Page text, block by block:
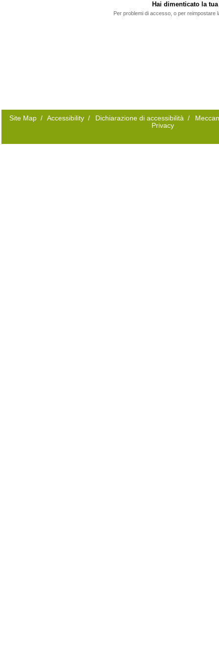
Hai dimenticato la
Per problemi di accesso, o per reimpostare
Site Map / Accessibility / Dichiarazione di accessibilità /
Privacy